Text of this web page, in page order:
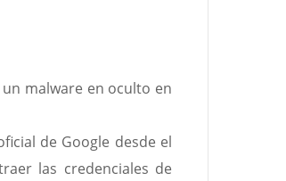
malware en oculto en
de Google desde el
las credenciales de